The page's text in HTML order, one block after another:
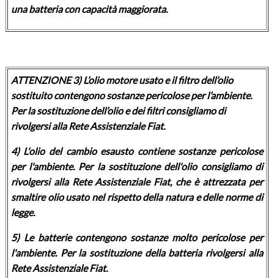
una batteria con capacità maggiorata.
ATTENZIONE 3) L’olio motore usato e il filtro dell’olio
sostituito contengono sostanze pericolose per l’ambiente.
Per la sostituzione dell’olio e dei filtri consigliamo di
rivolgersi alla Rete Assistenziale Fiat.
4) L'olio del cambio esausto contiene sostanze pericolose
per l'ambiente. Per la sostituzione dell'olio consigliamo di
rivolgersi alla Rete Assistenziale Fiat, che è attrezzata per
smaltire olio usato nel rispetto della natura e delle norme di
legge.
5) Le batterie contengono sostanze molto pericolose per
l'ambiente. Per la sostituzione della batteria rivolgersi alla
Rete Assistenziale Fiat.